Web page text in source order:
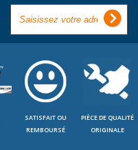
SATISFAIT OU
REMBOURSÉ
PIÈCE DE QUALITÉ
ORIGINALE